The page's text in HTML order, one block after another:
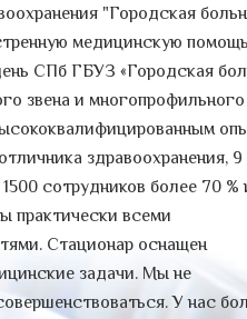
инсультом
Ежегодно 29 октября
Всемирный день борьбы с
инсультом. В 2006 году он
С 15.10 2021 по 14.11.2021 -
Всероссийская перепись
населения
Уважаемые посетители!
Напоминаем, что с
октября по четырнадцатое
"Городская
медицинскую помощь
СПб ГБУЗ «Городская
звена и многопрофильного
здравоохранения, 9
сотрудников более 70
практически всеми
Стационар оснащен
задачи. Мы не
У нас